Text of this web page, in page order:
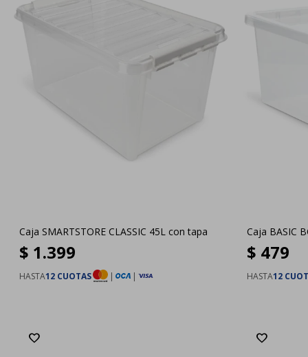
Caja SMARTSTORE CLASSIC 45L con tapa
$ 1.399
HASTA12 CUOTAS | |
Caja BASIC
$ 479
HASTA12